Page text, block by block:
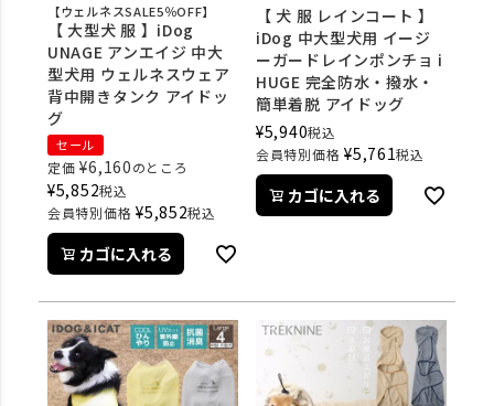
【ウェルネスSALE5％OFF】
【 大型犬 服 】iDog
UNAGE アンエイジ 中大
型犬用 ウェルネスウェア
背中開きタンク アイドッ
グ
セール
定価 ¥6,160のところ
¥5,852税込
会員特別価格 ¥5,852税込
カゴに入れる
【 犬 服 レインコート 】
iDog 中大型犬用 イージ
ーガードレインポンチョ i
HUGE 完全防水・撥水・
簡単着脱 アイドッグ
¥5,940税込
会員特別価格 ¥5,761税込
カゴに入れる